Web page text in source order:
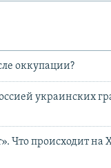
оккупации?
украинских
Что происходит на